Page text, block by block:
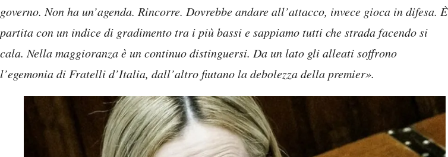
governo. Non ha un’agenda. Rincorre. Dovrebbe andare all’attacco, invece gioca in difesa. È
partita con un indice di gradimento tra i più bassi e sappiamo tutti che strada facendo si
cala. Nella maggioranza è un continuo distinguersi. Da un lato gli alleati soffrono
l’egemonia di Fratelli d’Italia, dall’altro fiutano la debolezza della premier».